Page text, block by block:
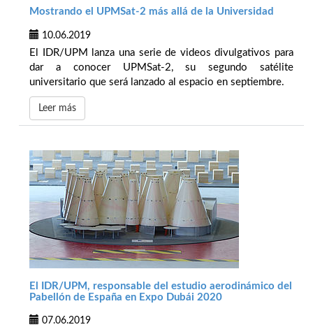
Mostrando el UPMSat-2 más allá de la Universidad
10.06.2019
El IDR/UPM lanza una serie de videos divulgativos para
dar a conocer UPMSat-2, su segundo satélite
universitario que será lanzado al espacio en septiembre.
Leer más
El IDR/UPM, responsable del estudio aerodinámico del
Pabellón de España en Expo Dubái 2020
07.06.2019